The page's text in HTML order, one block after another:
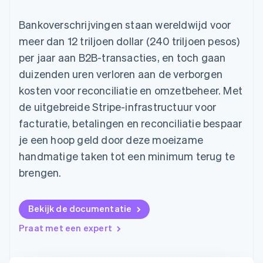
Terminal
Fysieke betalingen
Authorization
Boost
acceptatie
Link
Financial
Connections
rekeningen
Product roadmap
Ontdek wat er in het verschiet ligt
Radar
Geldbeheer
Platforms
SaaS
Per branche
AI-bedrijven
Creator economy
Horeca, reizen en vrije
tijd
Professionele
dienstverlening
Facturatie naar gebruik
bieden
Betaalkaarten uitgeven
die door stablecoins
worden gedekt
Diensten voorzien en
Bronnen
App-integraties
Productroadmap
Jaarlijks congres
Sessions
Vacatures
Stripe Newsroom
Stripe Press
Contact
Neem contact op
Partner worden
Bankoverschrijvingen staan wereldwijd voor
meer dan 12 triljoen dollar (240 triljoen pesos)
per jaar aan B2B-transacties, en toch gaan
duizenden uren verloren aan de verborgen
kosten voor reconciliatie en omzetbeheer. Met
de uitgebreide Stripe-infrastructuur voor
facturatie, betalingen en reconciliatie bespaar
je een hoop geld door deze moeizame
handmatige taken tot een minimum terug te
brengen.
Bekijk de documentatie
Praat met een expert